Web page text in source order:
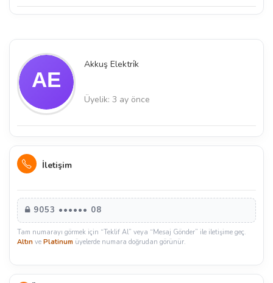
Akkuş Elektri̇k
Üyelik: 3 ay önce
İletişim
9053 •••••• 08
Tam numarayı görmek için “Teklif Al” veya “Mesaj Gönder” ile iletişime geç.
Altın ve Platinum üyelerde numara doğrudan görünür.